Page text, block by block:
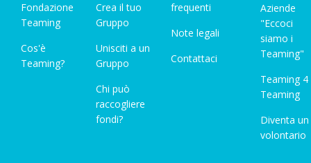
Fondazione
Teaming
Cos'è
Teaming?
Crea il tuo
Gruppo
Unisciti a un
Gruppo
Chi può
raccogliere
fondi?
frequenti
Note legali
Contattaci
Aziende
"Eccoci
siamo i
Teaming"
Teaming 4
Teaming
Diventa un
volontario